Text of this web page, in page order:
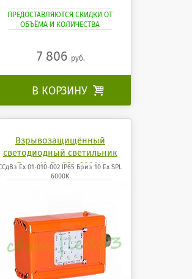
ПРЕДОСТАВЛЯЮТСЯ СКИДКИ ОТ
ОБЪЁМА И КОЛИЧЕСТВА
7 806 руб.
В КОРЗИНУ 
Взрывозащищённый
светодиодный светильник
Бриз 10 Ех SPL 6000K
Ех 01-010-002 IP65 Бриз 10 Ех SPL
6000K